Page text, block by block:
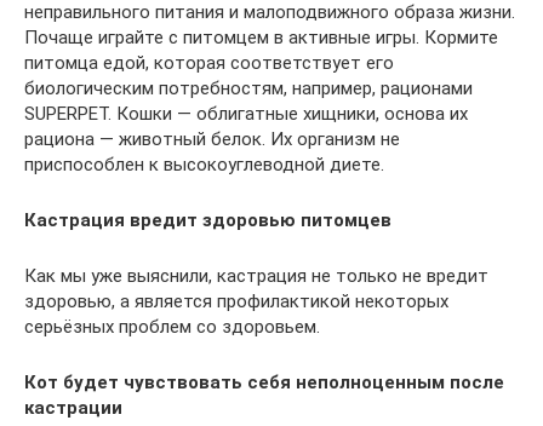
неправильного питания и малоподвижного образа жизни.
Почаще играйте с питомцем в активные игры. Кормите
питомца едой, которая соответствует его
биологическим потребностям, например, рационами
SUPERPET. Кошки — облигатные хищники, основа их
рациона — животный белок. Их организм не
приспособлен к высокоуглеводной диете.
Кастрация вредит здоровью питомцев
Как мы уже выяснили, кастрация не только не вредит
здоровью, а является профилактикой некоторых
серьёзных проблем со здоровьем.
Кот будет чувствовать себя неполноценным после
кастрации